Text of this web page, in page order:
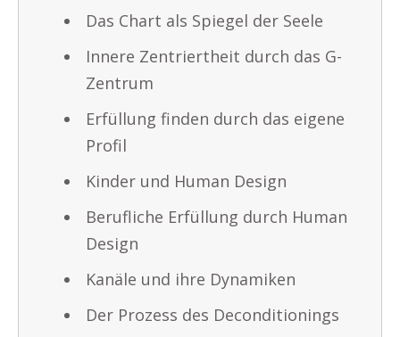
Das Chart als Spiegel der Seele
Innere Zentriertheit durch das G-
Zentrum
Erfüllung finden durch das eigene
Profil
Kinder und Human Design
Berufliche Erfüllung durch Human
Design
Kanäle und ihre Dynamiken
Der Prozess des Deconditionings